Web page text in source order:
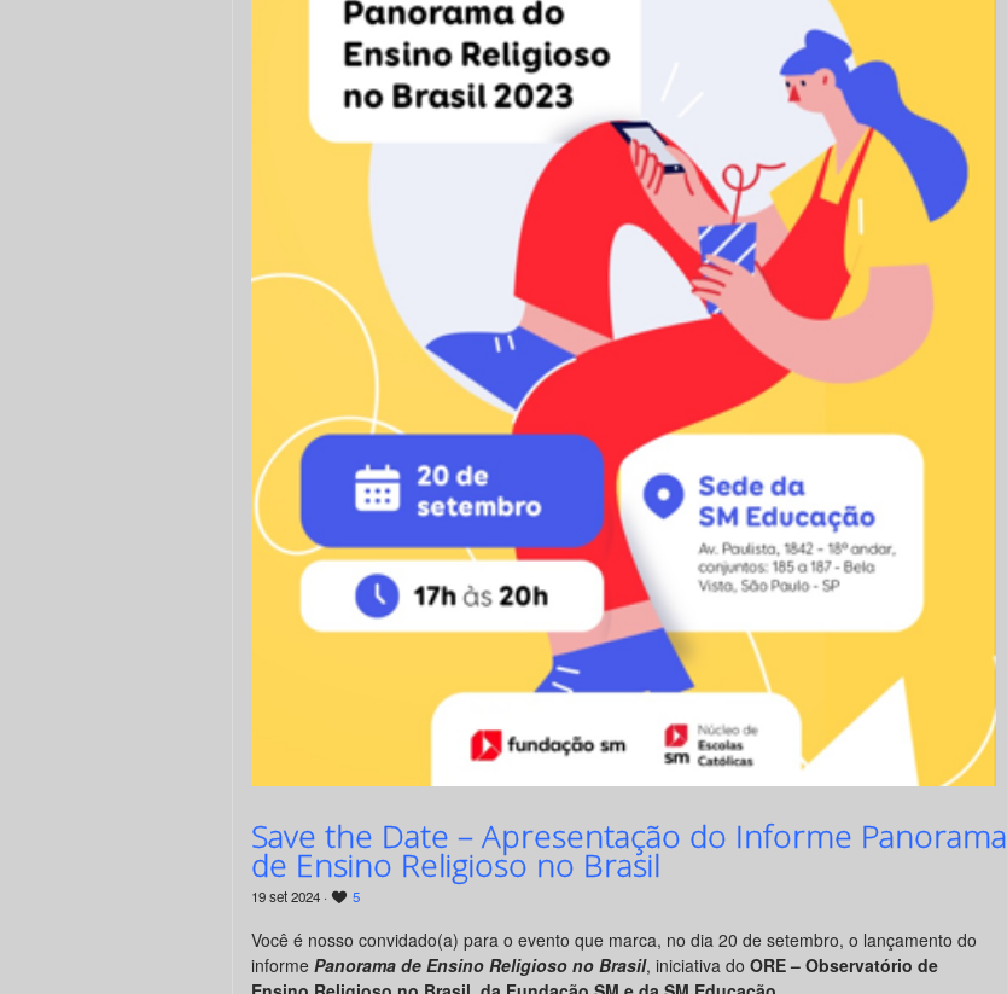
Save the Date – Apresentação do Informe Panorama
de Ensino Religioso no Brasil
19 set 2024 · 5
Você é nosso convidado(a) para o evento que marca, no dia 20 de setembro, o lançamento do
informe Panorama de Ensino Religioso no Brasil, iniciativa do ORE – Observatório de